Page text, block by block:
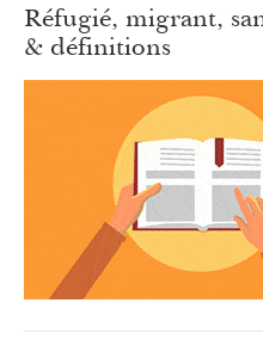
Réfugié, migrant,
& définitions